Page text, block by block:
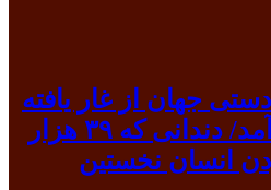
جهان از غار یافته
خرم آباد بیرون آمد/ دندانی که ۳۹ هزار
انسان نخستین